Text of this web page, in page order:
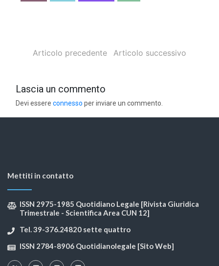
Articolo precedente Articolo successivo
Lascia un commento
Devi essereconnesso per inviare un commento.
Mettiti in contatto
ISSN 2975-1985 Quotidiano Legale [Rivista Giuridica
Trimestrale - Scientifica Area CUN 12]
Tel. 39-376.24820 sette quattro
ISSN 2784-8906 Quotidianolegale [Sito Web]